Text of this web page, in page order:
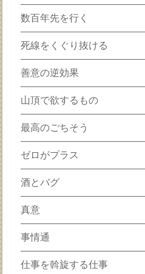
数百年先を行く
死線をくぐり抜ける
善意の逆効果
山頂で欲するもの
最高のごちそう
ゼロがプラス
酒とバグ
真意
事情通
仕事を斡旋する仕事